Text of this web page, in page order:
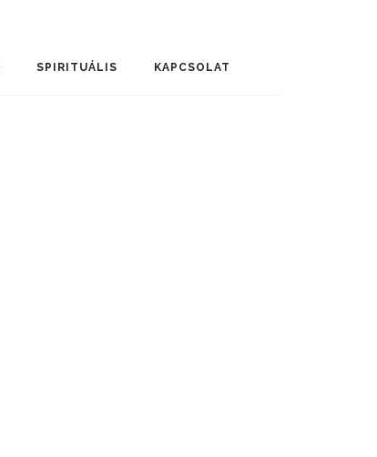
SPIRITUÁLIS KAPCSOLAT